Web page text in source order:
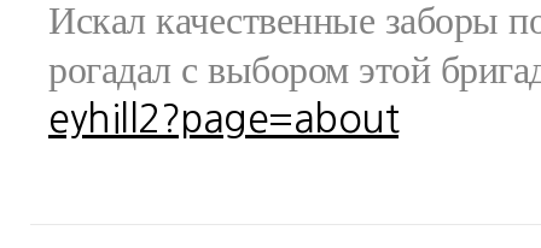
Искал качественные заборы
рогадал с выбором этой
eyhill2?page=about